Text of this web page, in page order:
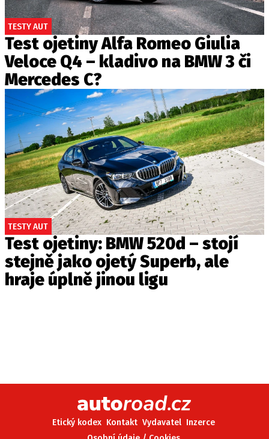
TESTY AUT
Test ojetiny Alfa Romeo Giulia
Veloce Q4 – kladivo na BMW 3 či
Mercedes C?
TESTY AUT
Test ojetiny: BMW 520d – stojí
stejně jako ojetý Superb, ale
hraje úplně jinou ligu
Etický kodex Kontakt Vydavatel Inzerce